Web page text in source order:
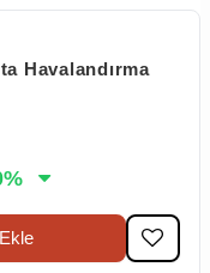
Havalandırma
%